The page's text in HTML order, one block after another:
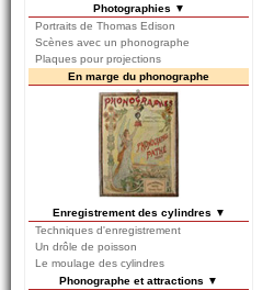
Photographies ▼
Portraits de Thomas Edison
Scènes avec un phonographe
Plaques pour projections
En marge du phonographe
Enregistrement des cylindres ▼
Techniques d'enregistrement
Un drôle de poisson
Le moulage des cylindres
Phonographe et attractions ▼